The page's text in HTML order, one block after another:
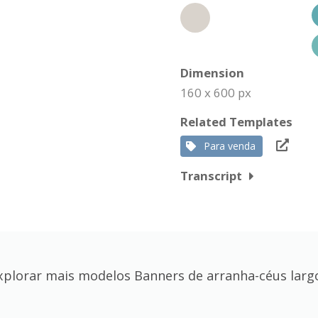
Dimension
160 x 600 px
Related Templates
Para venda
Transcript
mais modelos Banners de arranha-céus